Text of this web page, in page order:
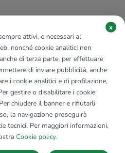
attivi, e necessari al
nonché cookie analitici non
di terza parte, per effettuare
di inviare pubblicità, anche
i cookie analitici e di profilazione,
gestire o disabilitare i cookie
chiudere il banner e rifiutarli
la navigazione proseguirà
tecnici. Per maggiori informazioni,
Cookie policy.
x